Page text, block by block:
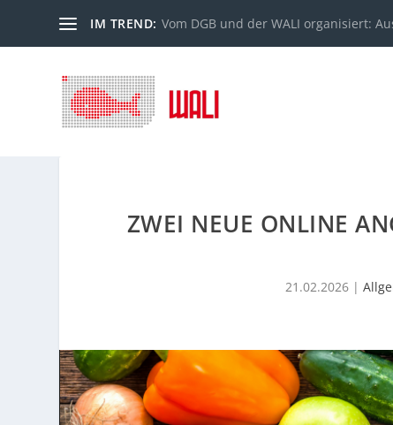
IM TREND: Vom DGB und der WALI organisiert:
ZWEI NEUE ONLINE
21.02.2026 |